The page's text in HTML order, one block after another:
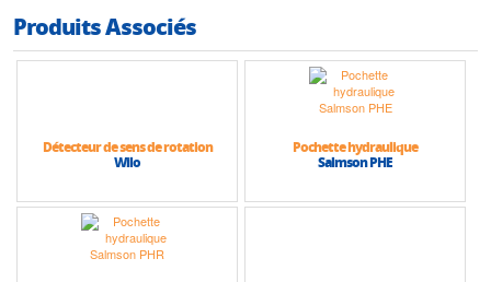
• Indice de protection IP 54
• Diamètre nominal de DN 40 à DN 80
• Pression de service max 16 bars
Produits Associés
Détecteur de sens de rotation
Wilo
Pochette hydraulique
Salmson PHE